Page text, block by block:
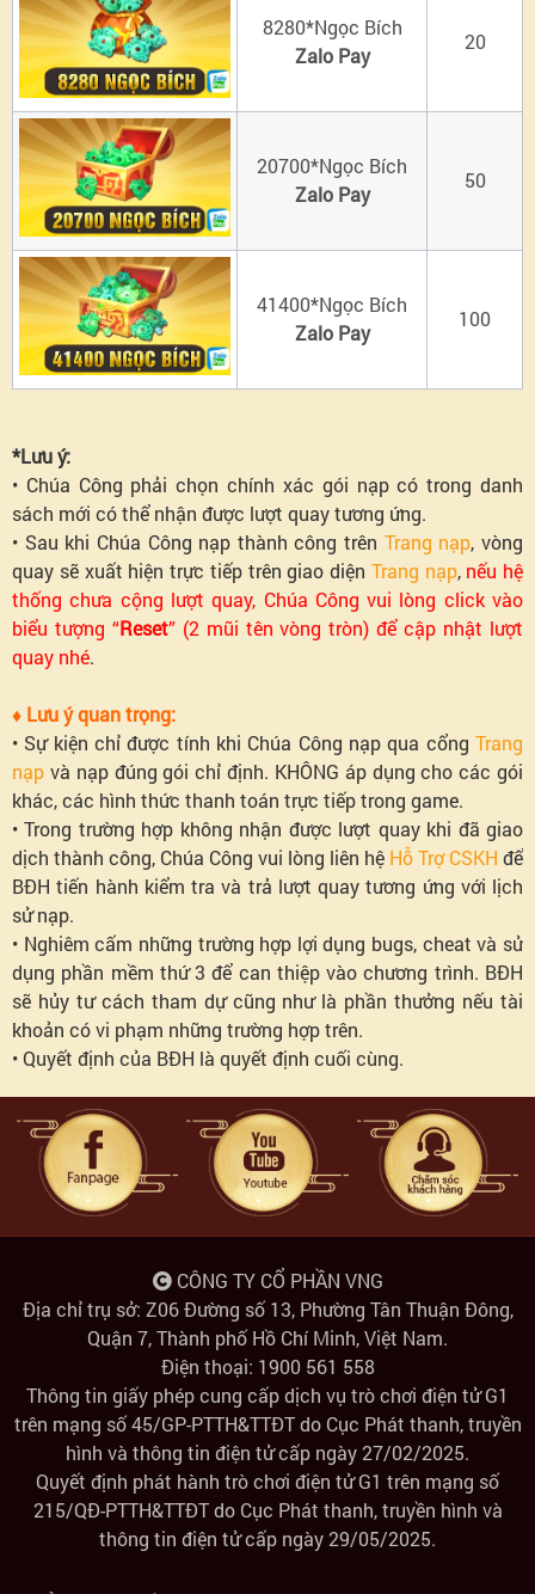
8280*Ngọc Bích
Zalo Pay
20
20700*Ngọc Bích
Zalo Pay
50
41400*Ngọc Bích
Zalo Pay
100
*Lưu ý:
• Chúa Công phải chọn chính xác gói nạp có trong danh
sách mới có thể nhận được lượt quay tương ứng.
• Sau khi Chúa Công nạp thành công trên Trang nạp, vòng
quay sẽ xuất hiện trực tiếp trên giao diện Trang nạp, nếu hệ
thống chưa cộng lượt quay, Chúa Công vui lòng click vào
biểu tượng “Reset” (2 mũi tên vòng tròn) để cập nhật lượt
quay nhé.
♦ Lưu ý quan trọng:
• Sự kiện chỉ được tính khi Chúa Công nạp qua cổng Trang
nạp và nạp đúng gói chỉ định. KHÔNG áp dụng cho các gói
khác, các hình thức thanh toán trực tiếp trong game.
• Trong trường hợp không nhận được lượt quay khi đã giao
dịch thành công, Chúa Công vui lòng liên hệ Hỗ Trợ CSKH để
BĐH tiến hành kiểm tra và trả lượt quay tương ứng với lịch
sử nạp.
• Nghiêm cấm những trường hợp lợi dụng bugs, cheat và sử
dụng phần mềm thứ 3 để can thiệp vào chương trình. BĐH
sẽ hủy tư cách tham dự cũng như là phần thưởng nếu tài
khoản có vi phạm những trường hợp trên.
• Quyết định của BĐH là quyết định cuối cùng.
CÔNG TY CỔ PHẦN VNG
Địa chỉ trụ sở: Z06 Đường số 13, Phường Tân Thuận Đông,
Quận 7, Thành phố Hồ Chí Minh, Việt Nam.
Điện thoại: 1900 561 558
Thông tin giấy phép cung cấp dịch vụ trò chơi điện tử G1
trên mạng số 45/GP-PTTH&TTĐT do Cục Phát thanh, truyền
hình và thông tin điện tử cấp ngày 27/02/2025.
Quyết định phát hành trò chơi điện tử G1 trên mạng số
215/QĐ-PTTH&TTĐT do Cục Phát thanh, truyền hình và
thông tin điện tử cấp ngày 29/05/2025.